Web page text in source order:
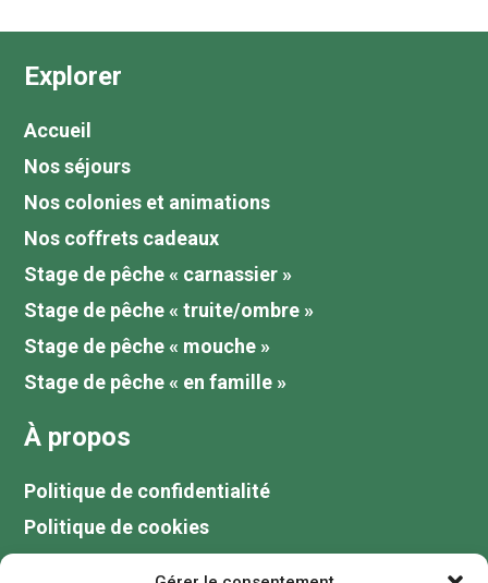
Explorer
Accueil
Nos séjours
Nos colonies et animations
Nos coffrets cadeaux
Stage de pêche « carnassier »
Stage de pêche « truite/ombre »
Stage de pêche « mouche »
Stage de pêche « en famille »
À propos
Politique de confidentialité
Politique de cookies